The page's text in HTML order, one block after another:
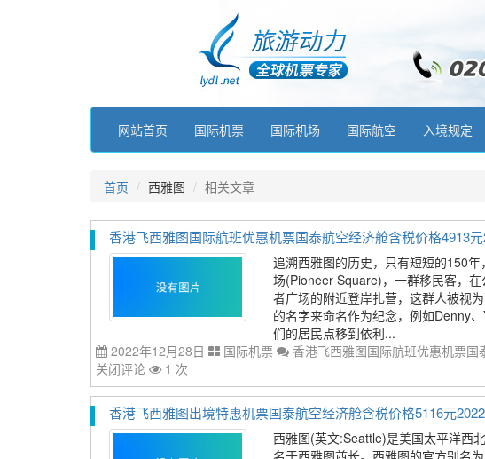
网站首页 国际机票 国际机场 国际航空 入境规定
首页 西雅图 相关文章
香港飞西雅图国际航班优惠机票国泰航空经济舱含税价格4913
追溯西雅图的历史，只有短短的150
场(Pioneer Square)，一群移民客，
者广场的附近登岸扎营，这群人被视
的名字来命名作为纪念，例如Denny
们的居民点移到依利...
2022年12月28日
国际机票 香港飞西雅图国际航班优惠机票
关闭评论
1 次
香港飞西雅图出境特惠机票国泰航空经济舱含税价格5116元
西雅图(英文:Seattle)是美国太平洋西
名于西雅图酋长。西雅图的官方别名